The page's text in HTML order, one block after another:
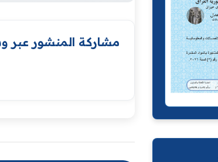
مشاركة المنشور عبر